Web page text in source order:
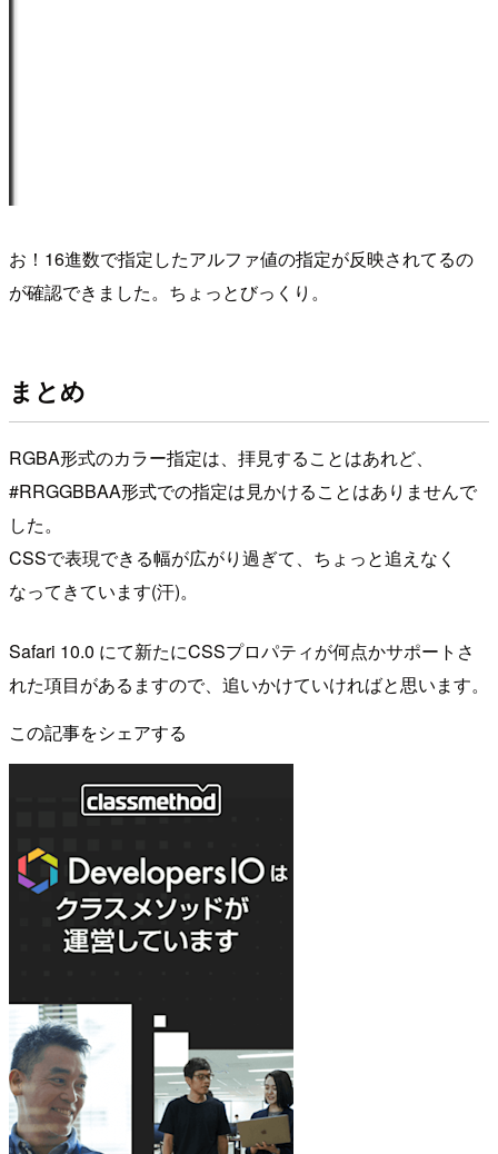
お！16進数で指定したアルファ値の指定が反映されてるの
が確認できました。ちょっとびっくり。
まとめ
RGBA形式のカラー指定は、拝見することはあれど、
#RRGGBBAA形式での指定は見かけることはありませんで
した。
CSSで表現できる幅が広がり過ぎて、ちょっと追えなく
なってきています(汗)。
Safari 10.0 にて新たにCSSプロパティが何点かサポートさ
れた項目があるますので、追いかけていければと思います。
この記事をシェアする